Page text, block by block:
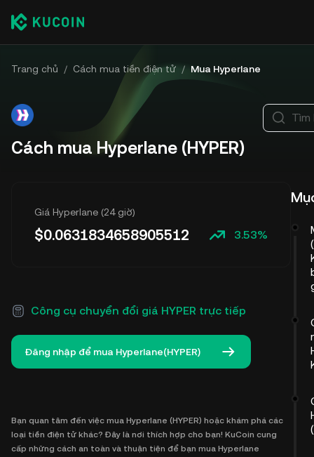
Trang chủ / Cách mua tiền điện tử / Mua Hyperlane
Cách mua Hyperlane (HYPER)
Giá Hyperlane (24 giờ)
$0.0631834658905512 3.53%
Công cụ chuyển đổi giá HYPER trực tiếp
Đăng nhập để mua Hyperlane(HYPER)
Bạn quan tâm đến việc mua Hyperlane (HYPER) hoặc khám phá các
loại tiền điện tử khác? Đây là nơi thích hợp cho bạn! KuCoin cung
cấp những cách an toàn và thuận tiện để bạn mua Hyperlane
Tìm